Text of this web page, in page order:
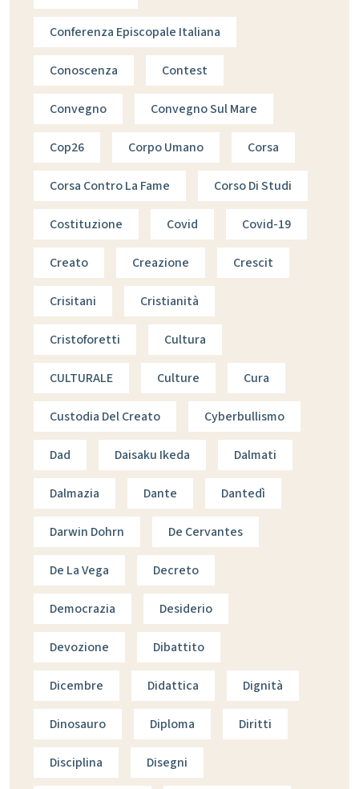
Conferenza Episcopale Italiana
Conoscenza Contest
Convegno Convegno Sul Mare
Cop26 Corpo Umano Corsa
Corsa Contro La Fame Corso Di Studi
Costituzione Covid Covid-19
Creato Creazione Crescit
Crisitani Cristianità
Cristoforetti Cultura
CULTURALE Culture Cura
Custodia Del Creato Cyberbullismo
Dad Daisaku Ikeda Dalmati
Dalmazia Dante Dantedì
Darwin Dohrn De Cervantes
De La Vega Decreto
Democrazia Desiderio
Devozione Dibattito
Dicembre Didattica Dignità
Dinosauro Diploma Diritti
Disciplina Disegni